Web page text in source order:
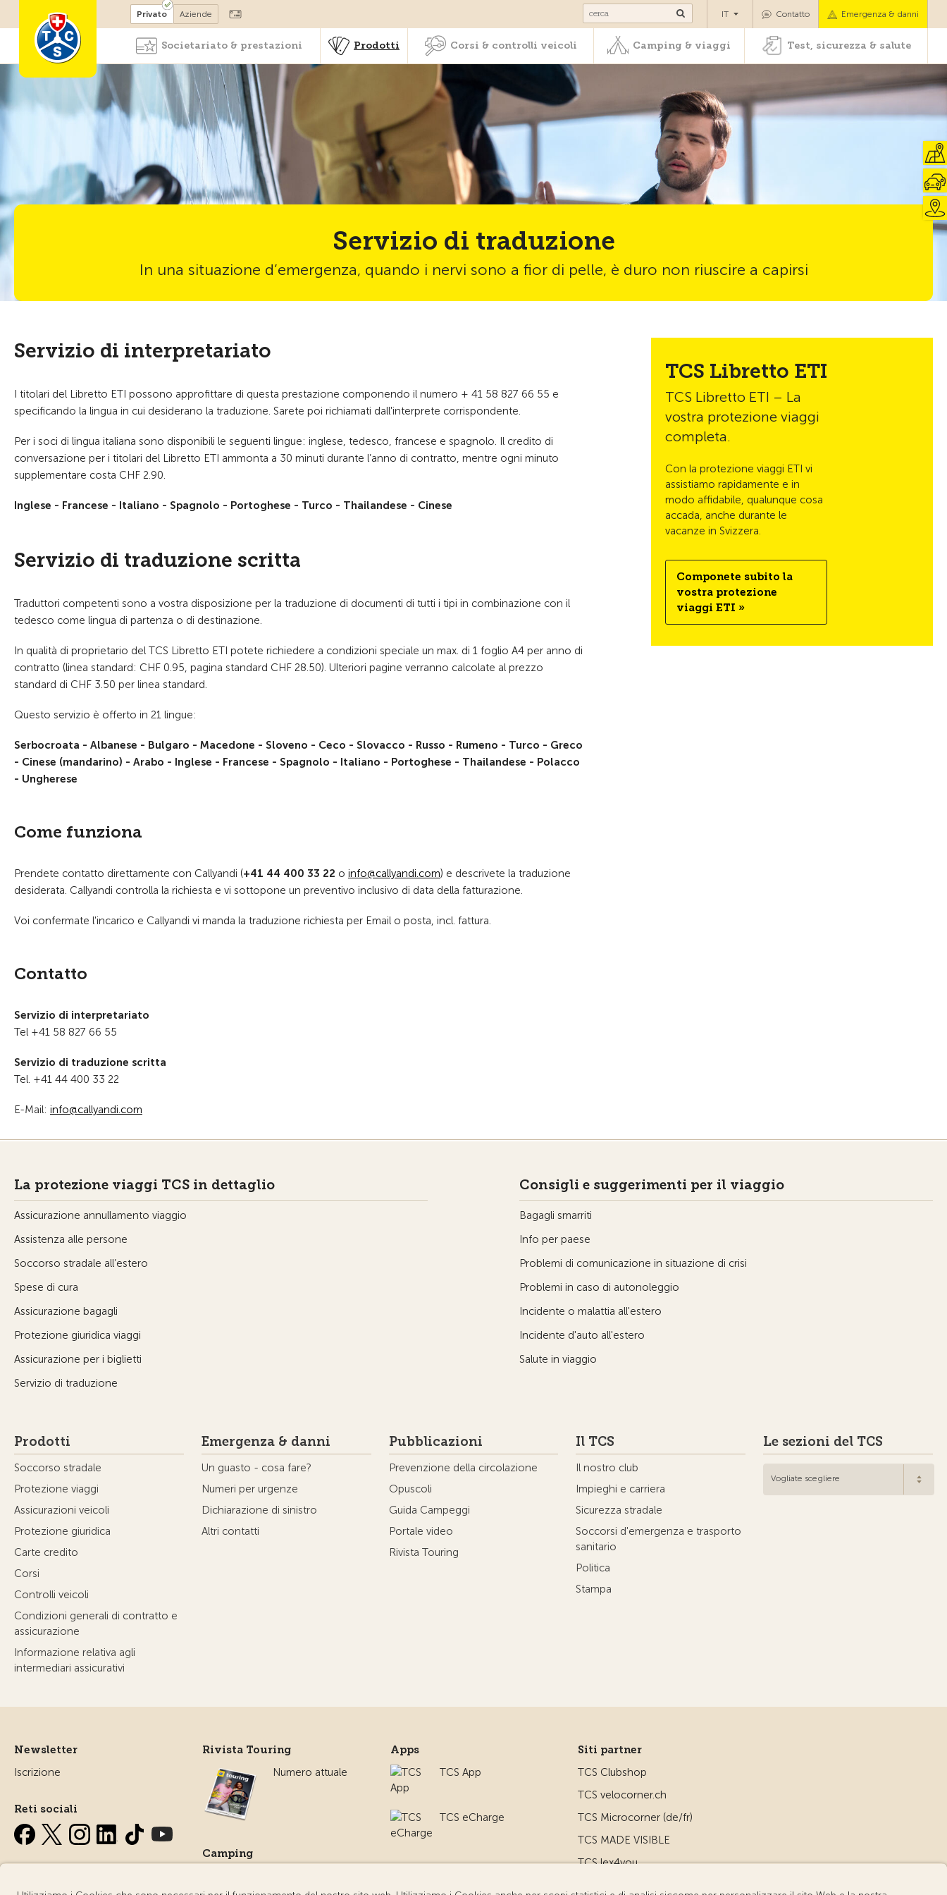
Diventare socio Corsi & controlli veicoli Camping & viaggi Test, sicurezza & salute
Privato Aziende Contatto Emergenza & danni
IT
Societariato & prestazioni Prodotti Corsi & controlli veicoli Camping & viaggi Test, sicurezza & salute
Servizio di traduzione
In una situazione d’emergenza, quando i nervi sono a fior di pelle, è duro non riuscire a capirsi
Servizio di interpretariato
I titolari del Libretto ETI possono approfittare di questa prestazione componendo il numero + 41 58 827 66 55 e
specificando la lingua in cui desiderano la traduzione. Sarete poi richiamati dall'interprete corrispondente.
Per i soci di lingua italiana sono disponibili le seguenti lingue: inglese, tedesco, francese e spagnolo. Il credito di
conversazione per i titolari del Libretto ETI ammonta a 30 minuti durante l’anno di contratto, mentre ogni minuto
supplementare costa CHF 2.90.
Inglese - Francese - Italiano - Spagnolo - Portoghese - Turco - Thailandese - Cinese
Servizio di traduzione scritta
Traduttori competenti sono a vostra disposizione per la traduzione di documenti di tutti i tipi in combinazione con il
tedesco come lingua di partenza o di destinazione.
In qualità di proprietario del TCS Libretto ETI potete richiedere a condizioni speciale un max. di 1 foglio A4 per anno di
contratto (linea standard: CHF 0.95, pagina standard CHF 28.50). Ulteriori pagine verranno calcolate al prezzo
standard di CHF 3.50 per linea standard.
Questo servizio è offerto in 21 lingue:
Serbocroata - Albanese - Bulgaro - Macedone - Sloveno - Ceco - Slovacco - Russo - Rumeno - Turco - Greco
- Cinese (mandarino) - Arabo - Inglese - Francese - Spagnolo - Italiano - Portoghese - Thailandese - Polacco
- Ungherese
Come funziona
Prendete contatto direttamente con Callyandi (+41 44 400 33 22 o nf c lly nd c m) e descrivete la traduzione
desiderata. Callyandi controlla la richiesta e vi sottopone un preventivo inclusivo di data della fatturazione.
Voi confermate l'incarico e Callyandi vi manda la traduzione richiesta per Email o posta, incl. fattura.
Contatto
Servizio di interpretariato
Tel +41 58 827 66 55
Servizio di traduzione scritta
Tel. +41 44 400 33 22
E-Mail: nf c lly nd c m
TCS Libretto ETI
TCS Libretto ETI – La
vostra protezione viaggi
completa.
Con la protezione viaggi ETI vi
assistiamo rapidamente e in
modo affidabile, qualunque cosa
accada, anche durante le
vacanze in Svizzera.
Componete subito la
vostra protezione
viaggi ETI »
La protezione viaggi TCS in dettaglio
Assicurazione annullamento viaggio
Assistenza alle persone
Soccorso stradale all’estero
Spese di cura
Assicurazione bagagli
Protezione giuridica viaggi
Assicurazione per i biglietti
Servizio di traduzione
Consigli e suggerimenti per il viaggio
Bagagli smarriti
Info per paese
Problemi di comunicazione in situazione di crisi
Problemi in caso di autonoleggio
Incidente o malattia all'estero
Incidente d'auto all'estero
Salute in viaggio
Prodotti
Soccorso stradale
Protezione viaggi
Assicurazioni veicoli
Protezione giuridica
Carte credito
Corsi
Controlli veicoli
Condizioni generali di contratto e
assicurazione
Informazione relativa agli
intermediari assicurativi
Emergenza & danni
Un guasto - cosa fare?
Numeri per urgenze
Dichiarazione di sinistro
Altri contatti
Pubblicazioni
Prevenzione della circolazione
Opuscoli
Guida Campeggi
Portale video
Rivista Touring
Il TCS
Il nostro club
Impieghi e carriera
Sicurezza stradale
Soccorsi d'emergenza e trasporto
sanitario
Politica
Stampa
Le sezioni del TCS
Vogliate scegliere
Newsletter
Iscrizione
Reti sociali
Rivista Touring
Numero attuale
Camping
campeggio
Apps
TCS App
TCS eCharge
Siti partner
TCS Clubshop
TCS velocorner.ch
TCS Microcorner (de/fr)
TCS MADE VISIBLE
TCS lex4you